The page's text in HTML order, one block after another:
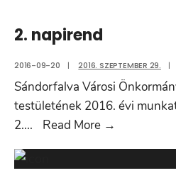
2. napirend
2016-09-20 | 2016. SZEPTEMBER 29. |
Sándorfalva Városi
testületének 2016. évi
2.... Read More →